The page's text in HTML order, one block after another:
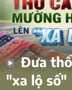
Đưa thổ
"xa lộ số"